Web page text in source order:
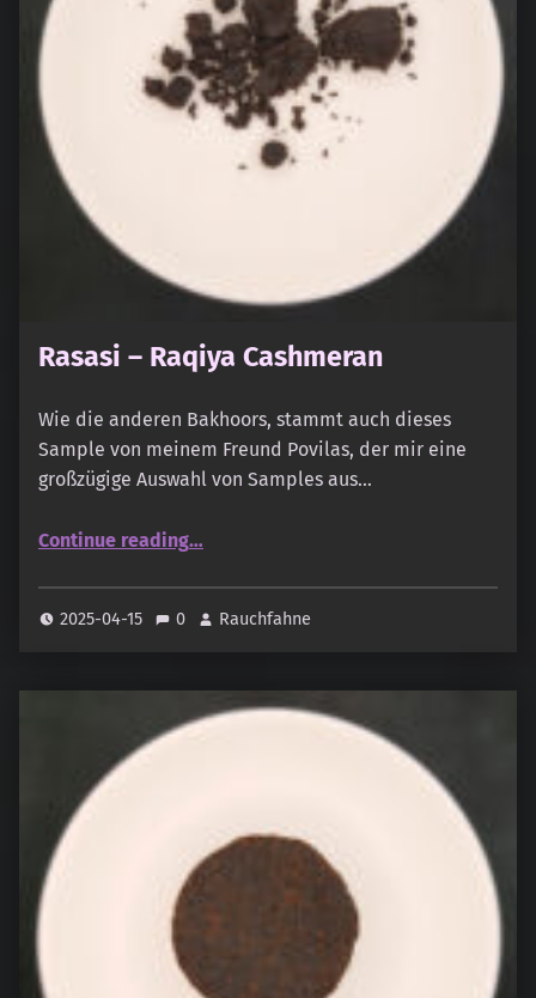
Rasasi – Raqiya Cashmeran
Wie die anderen Bakhoors, stammt auch dieses
Sample von meinem Freund Povilas, der mir eine
großzügige Auswahl von Samples aus…
Continue reading…
2025-04-15 0 Rauchfahne